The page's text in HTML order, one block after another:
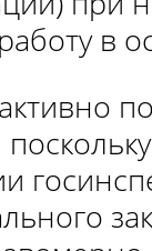
в